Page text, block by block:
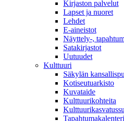
Kirjaston palvelut
Lapset ja nuoret
Lehdet
E-aineistot
Näyttely-,
Satakirjastot
Uutuudet
Kulttuuri
Säkylän
Kotiseutuarkisto
Kuvataide
Kulttuurikohteita
Tapahtumakalenteri